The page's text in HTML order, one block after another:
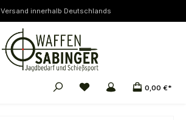
Versand innerhalb Deutschlands
0,00 €*